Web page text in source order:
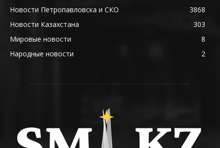
Новости Петропавловска и СКО
3868
Новости Казахстана
303
Мировые новости
8
Народные новости
2